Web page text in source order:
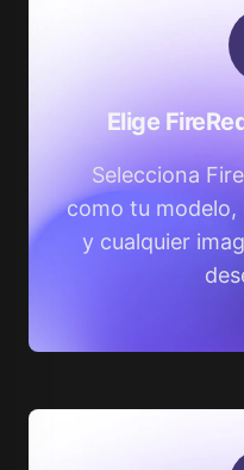
Elige
Selecciona
como tu modelo,
y cualquier